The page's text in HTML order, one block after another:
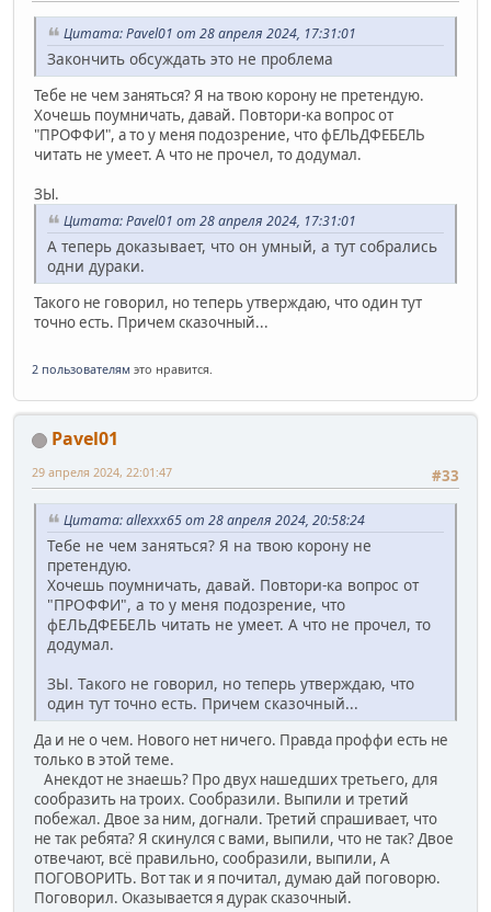
Цитата: Pavel01 от 28 апреля 2024, 17:31:01
Закончить обсуждать это не проблема
Тебе не чем заняться? Я на твою корону не претендую.
Хочешь поумничать, давай. Повтори-ка вопрос от
"ПРОФФИ", а то у меня подозрение, что фЕЛЬДФЕБЕЛЬ
читать не умеет. А что не прочел, то додумал.
ЗЫ.
Цитата: Pavel01 от 28 апреля 2024, 17:31:01
А теперь доказывает, что он умный, а тут собрались
одни дураки.
Такого не говорил, но теперь утверждаю, что один тут
точно есть. Причем сказочный...
2 пользователям это нравится.
Pavel01
#33
29 апреля 2024, 22:01:47
Цитата: allexxx65 от 28 апреля 2024, 20:58:24
Тебе не чем заняться? Я на твою корону не
претендую.
Хочешь поумничать, давай. Повтори-ка вопрос от
"ПРОФФИ", а то у меня подозрение, что
фЕЛЬДФЕБЕЛЬ читать не умеет. А что не прочел, то
додумал.
ЗЫ. Такого не говорил, но теперь утверждаю, что
один тут точно есть. Причем сказочный...
Да и не о чем. Нового нет ничего. Правда проффи есть не
только в этой теме.
Анекдот не знаешь? Про двух нашедших третьего, для
сообразить на троих. Сообразили. Выпили и третий
побежал. Двое за ним, догнали. Третий спрашивает, что
не так ребята? Я скинулся с вами, выпили, что не так? Двое
отвечают, всё правильно, сообразили, выпили, А
ПОГОВОРИТЬ. Вот так и я почитал, думаю дай поговорю.
Поговорил. Оказывается я дурак сказочный.